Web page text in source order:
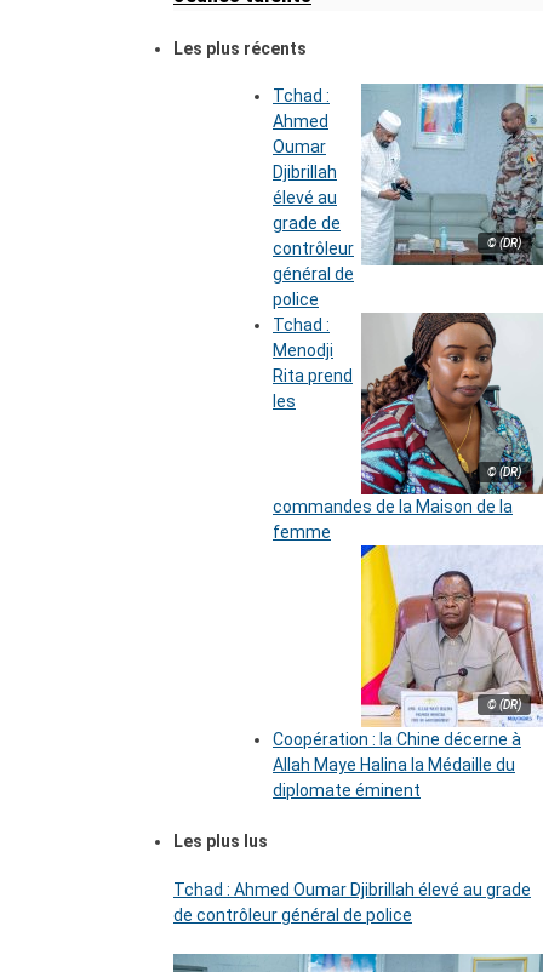
Les plus récents
© (DR)
Tchad :
Ahmed
Oumar
Djibrillah
élevé au
grade de
contrôleur
général de
police
© (DR)
Tchad :
Menodji
Rita prend
les
commandes de la Maison de la
femme
© (DR)
Coopération : la Chine décerne à
Allah Maye Halina la Médaille du
diplomate éminent
Les plus lus
Tchad : Ahmed Oumar Djibrillah élevé au grade
de contrôleur général de police